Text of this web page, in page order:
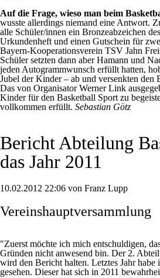
Auf die Frage, wieso man beim
wusste allerdings niemand eine Antwort.
alle Schüler/innen ein Bronzeabzeichen
Urkundenheft und einen Gutschein für
Bayern-Kooperationsverein TSV Jahn
Schüler setzten dann aber Hamann und
jeden Autogrammwunsch erfüllt hatten,
Jubel der Kinder – ab und versenkten
Das von Organisator Werner Link
Kinder für den Basketball Sport zu
vollkommen erfüllt. Sebastian Götz
Bericht Abteilung
das Jahr 2011
10.02.2012 22:06 von Franz Lupp
Vereinshauptversammlung
"Zuerst möchte ich mich entschuldigen,
Gründen nicht anwesend bin. Der 2.
wird den Bericht halten. Letztes Jahr
gesehen. Dieser hat sich in 2011